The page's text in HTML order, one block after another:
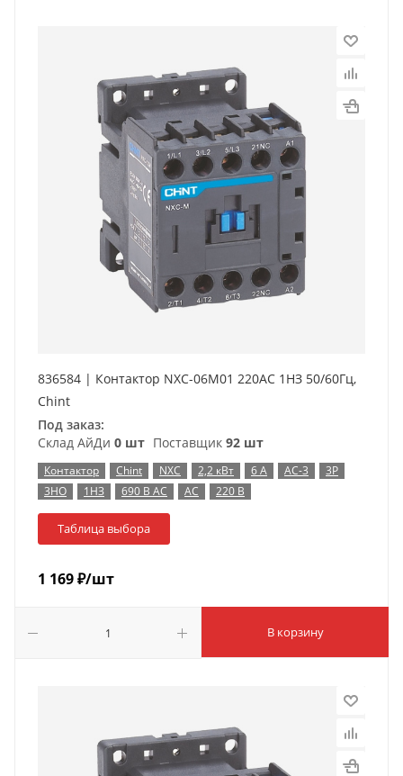
836584 | Контактор NXC-06M01 220AC 1НЗ 50/60Гц,
Chint
Под заказ:
Склад АйДи 0 шт Поставщик 92 шт
Контактор Chint NXC 2,2 кВт 6 А AC-3
3P
3НО
1НЗ 690 В AC AC 220 В
Таблица выбора
1 169₽/шт
В корзину